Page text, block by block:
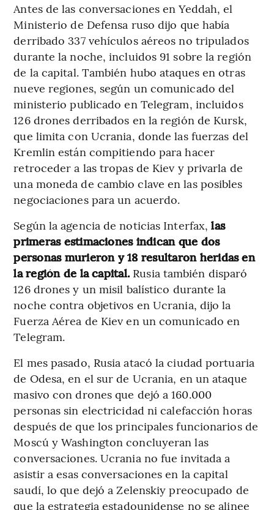
Antes de las conversaciones en Yeddah, el
Ministerio de Defensa ruso dijo que había
derribado 337 vehículos aéreos no tripulados
durante la noche, incluidos 91 sobre la región
de la capital. También hubo ataques en otras
nueve regiones, según un comunicado del
ministerio publicado en Telegram, incluidos
126 drones derribados en la región de Kursk,
que limita con Ucrania, donde las fuerzas del
Kremlin están compitiendo para hacer
retroceder a las tropas de Kiev y privarla de
una moneda de cambio clave en las posibles
negociaciones para un acuerdo.
Según la agencia de noticias Interfax, las
primeras estimaciones indican que dos
personas murieron y 18 resultaron heridas en
la región de la capital. Rusia también disparó
126 drones y un misil balístico durante la
noche contra objetivos en Ucrania, dijo la
Fuerza Aérea de Kiev en un comunicado en
Telegram.
El mes pasado, Rusia atacó la ciudad portuaria
de Odesa, en el sur de Ucrania, en un ataque
masivo con drones que dejó a 160.000
personas sin electricidad ni calefacción horas
después de que los principales funcionarios de
Moscú y Washington concluyeran las
conversaciones. Ucrania no fue invitada a
asistir a esas conversaciones en la capital
saudí, lo que dejó a Zelenskiy preocupado de
que la estrategia estadounidense no se alinee